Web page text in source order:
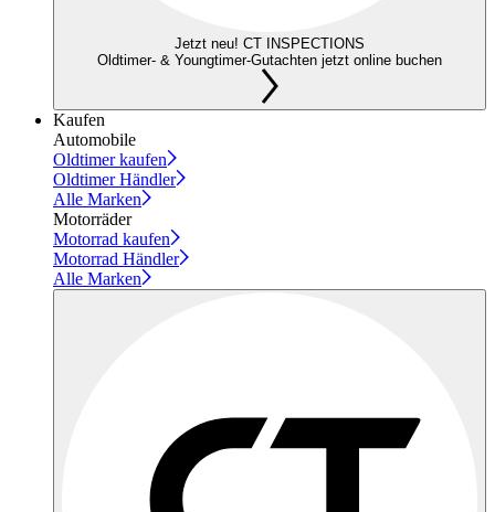
Jetzt neu! CT INSPECTIONS
Oldtimer- & Youngtimer-Gutachten jetzt online buchen
Kaufen
Automobile
Oldtimer kaufen
Oldtimer Händler
Alle Marken
Motorräder
Motorrad kaufen
Motorrad Händler
Alle Marken